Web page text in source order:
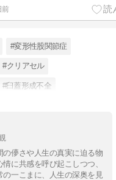
前
#変形性股関節症
#クリアセル
#臼蓋形成不全
儚さや人生の真実に迫る物
に共感を呼び起こしつつ、
一こまに、人生の深奥を見